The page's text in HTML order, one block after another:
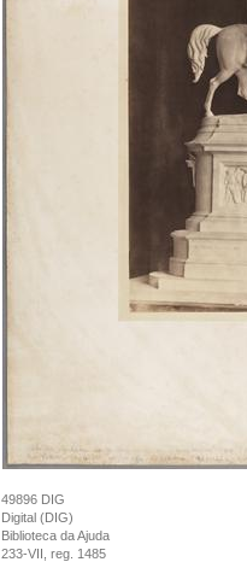
49896 DIG
Digital (DIG)
Biblioteca da Ajuda
233-VII, reg. 1485